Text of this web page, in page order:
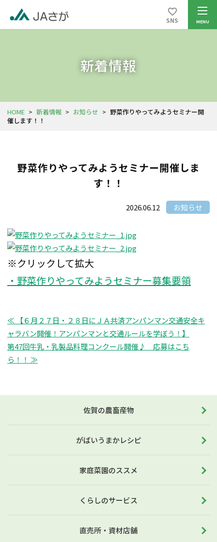
SNS
新着情報
HOME > 新着情報 > お知らせ > 野菜作りやってみようセミナー開
催します！！
野菜作りやってみようセミナー開催しま
す！！
2026.06.12 お知らせ
※クリックして拡大
・野菜作りやってみようセミナー募集要領
≪ 【６月２７日・２８日にＪＡ共済アンパンマン交通安全キ
ャラバン開催！アンパンマンと交通ルールを学ぼう！】
第47回牛乳・乳製品料理コンクール開催♪ 応募はこち
ら！！ ≫
佐賀の農畜産物
がばいうまかレシピ
家庭菜園のススメ
くらしのサービス
直売所・資材店舗